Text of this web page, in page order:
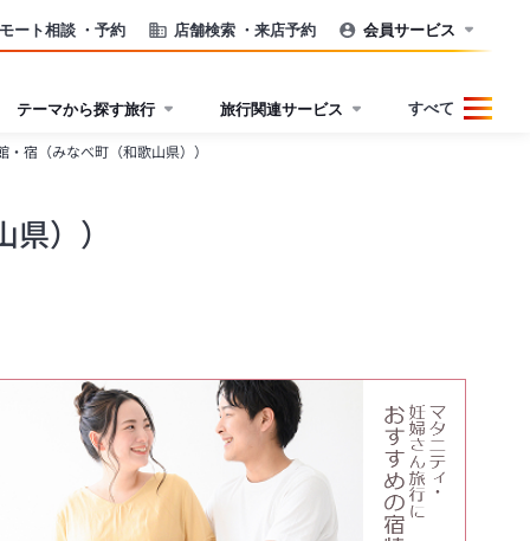
ート相談 ・予約 店舗検索 ・来店予約 会員サービス
テーマから探す旅行 旅行関連サービス すべて
宿（みなべ町（和歌山県））
））